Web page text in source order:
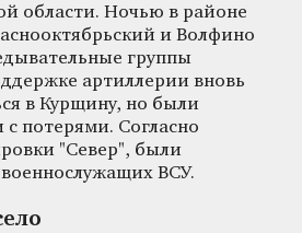
области. Ночью в районе
и Волфино
группы
артиллерии вновь
в Курщину, но были
потерями. Согласно
"Север", были
ВСУ.